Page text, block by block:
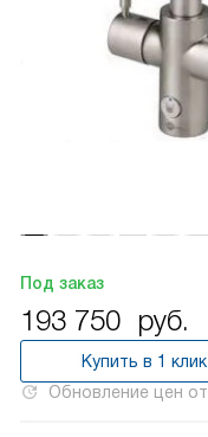
Под заказ
193 750 руб.
Купить в 1 клик
Обновление цен от